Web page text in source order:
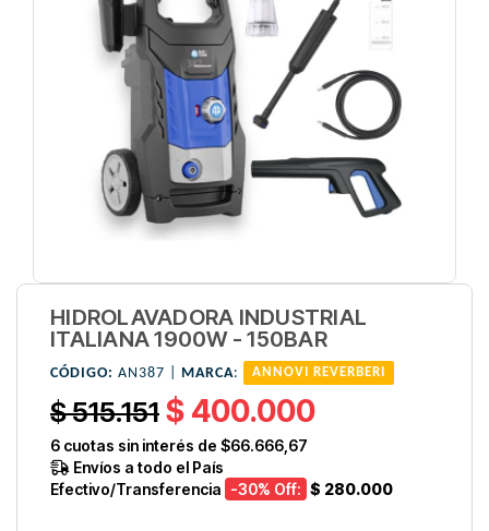
HIDROLAVADORA INDUSTRIAL
ITALIANA 1900W - 150BAR
CÓDIGO: AN387 | MARCA: ANNOVI REVERBERI
$ 515.151 $ 400.000
6 cuotas sin interés de $66.666,67
Envíos a todo el País
Efectivo/Transferencia -30% Off: $ 280.000